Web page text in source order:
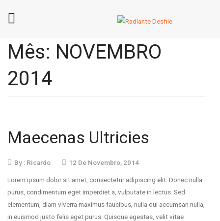
Home
Sobre A Radiante Desfile
Contactos
Mês: NOVEMBRO
2014
Maecenas Ultricies
By : Ricardo 12 De Novembro, 2014
Lorem ipsum dolor sit amet, consectetur adipiscing elit. Donec nulla
purus, condimentum eget imperdiet a, vulputate in lectus. Sed
elementum, diam viverra maximus faucibus, nulla dui accumsan nulla,
in euismod justo felis eget purus. Quisque egestas, velit vitae